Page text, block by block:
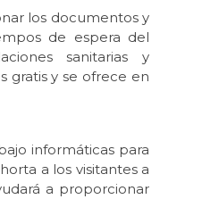
los documentos y
de espera del
sanitarias y
gratis y se ofrece en
informáticas para
a los visitantes a
a proporcionar